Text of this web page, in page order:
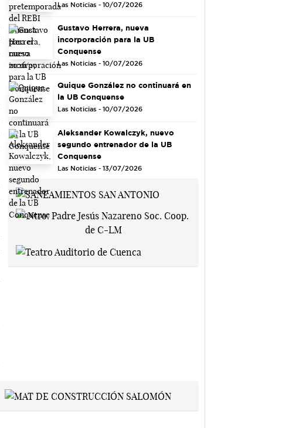
Las Noticias - 10/07/2026
Gustavo Herrera, nueva
incorporación para la UB
Conquense
Las Noticias - 10/07/2026
Quique González no continuará en
la UB Conquense
Las Noticias - 10/07/2026
Aleksander Kowalczyk, nuevo
segundo entrenador de la UB
Conquense
Las Noticias - 13/07/2026